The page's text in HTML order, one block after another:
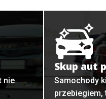
nie
Skup aut
Samochody
przebiegiem,